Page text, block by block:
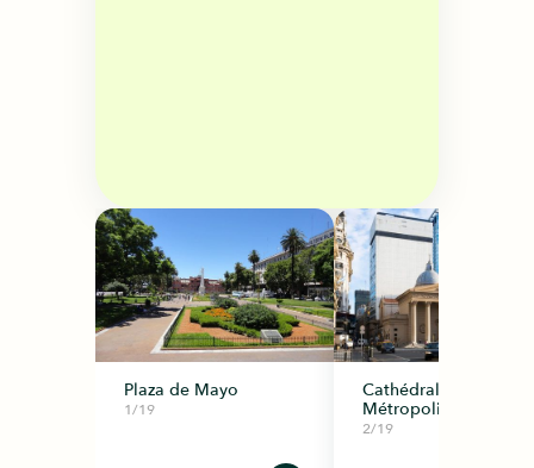
Plaza de Mayo
1/19
Cathédrale
Métropolitaine
2/19